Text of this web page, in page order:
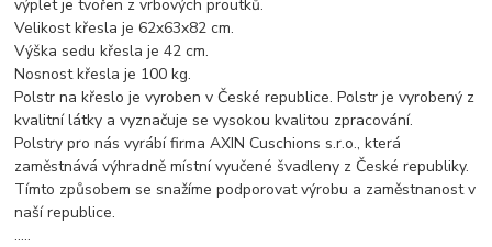
výplet je tvořen z vrbových proutků.
Velikost křesla je 62x63x82 cm.
Výška sedu křesla je 42 cm.
Nosnost křesla je 100 kg.
Polstr na křeslo je vyroben v České republice. Polstr je vyrobený z
kvalitní látky a vyznačuje se vysokou kvalitou zpracování.
Polstry pro nás vyrábí firma AXIN Cuschions s.r.o., která
zaměstnává výhradně místní vyučené švadleny z České republiky.
Tímto způsobem se snažíme podporovat výrobu a zaměstnanost v
naší republice.
.....